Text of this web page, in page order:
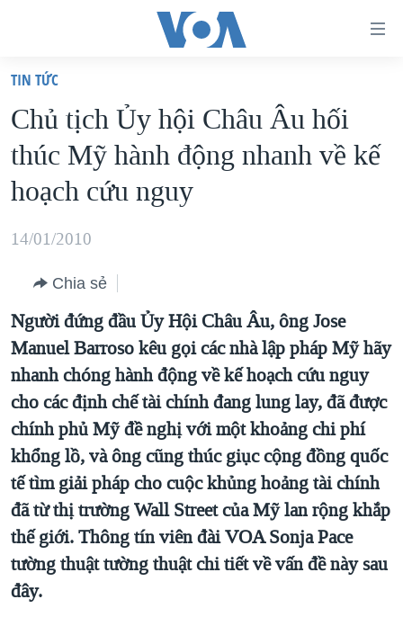
truy
cập
Tới
nội
chính
hướng
chính
Đi
tới
"Tìm"
VIỆT NAM
HOA KỲ
BIỂN ĐÔNG
THẾ GIỚI
DIỄN ĐÀN
MỤC
TỰ DO BÁO CHÍ
VẠCH TRẦN TIN GIẢ
NGƯỜI VIỆT HẢI NGOẠI
ĐỜI SỐNG
KINH TẾ
KHOA HỌC
SỨC KHOẺ
CHUYÊN ĐỀ
CHIẾN TRANH THƯƠNG MẠI CỦA MỸ: QUÁ KHỨ VÀ HIỆN
TẠI
HÀNH TRÌNH BẦU CỬ 2024
MỘT NĂM CHIẾN TRANH TẠI DẢI GAZA
GIẢI MÃ VÀNH ĐAI & CON ĐƯỜNG
NGÀY TỊ NẠN THẾ GIỚI
TRỊNH VĨNH BÌNH - NGƯỜI HẠ 'BÊN THẮNG CUỘC'
GROUND ZERO – XƯA VÀ NAY
HỌC TIẾNG ANH
VIDEO
NGHE
MẠNG XÃ HỘI
Ngôn ngữ khác
TIN TỨC
Chủ tịch Ủy hội Châu Âu hối
thúc Mỹ hành động nhanh về kế
hoạch cứu nguy
14/01/2010
Chia sẻ
Người đứng đầu Ủy Hội Châu Âu, ông Jose
Manuel Barroso kêu gọi các nhà lập pháp Mỹ hãy
nhanh chóng hành động về kế hoạch cứu nguy
cho các định chế tài chính đang lung lay, đã được
chính phủ Mỹ đề nghị với một khoảng chi phí
khổng lồ, và ông cũng thúc giục cộng đồng quốc
tế tìm giải pháp cho cuộc khủng hoảng tài chính
đã từ thị trường Wall Street của Mỹ lan rộng khắp
thế giới. Thông tín viên đài VOA Sonja Pace
tường thuật tường thuật chi tiết về vấn đề này sau
đây.